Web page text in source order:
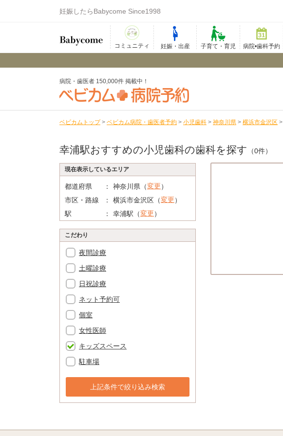
妊娠したらBabycome Since1998
コミュニティ 妊娠・出産 子育て・育児 病院•歯科予約
病院・歯医者 150,000件 掲載中！
ベビカムトップ > ベビカム病院・歯医者予約 > 小児歯科 > 神奈川県 > 横浜市金沢区 >
幸浦駅おすすめの小児歯科の歯科を探す （0件）
現在表示しているエリア
都道府県 神奈川県（変更）
市区・路線
横浜市金沢区（変更）
駅
幸浦駅（変更）
こだわり
夜間診療
土曜診療
日祝診療
ネット予約可
個室
女性医師
キッズスペース
駐車場
上記条件で絞り込み検索